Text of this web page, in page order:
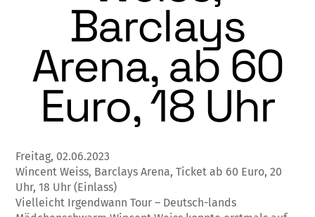
Barclays
Arena, ab 60
Euro, 18 Uhr
Freitag, 02.06.2023
Wincent Weiss, Barclays Arena, Ticket ab 60 Euro, 20
Uhr, 18 Uhr (Einlass)
Vielleicht Irgendwann Tour – Deutsch-lands